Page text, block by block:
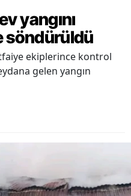
yangını
söndürüldü
ekiplerince kontrol
gelen yangın